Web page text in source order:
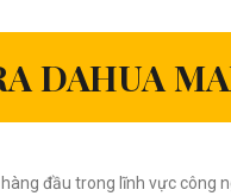
DAHUA
đầu trong lĩnh vực công